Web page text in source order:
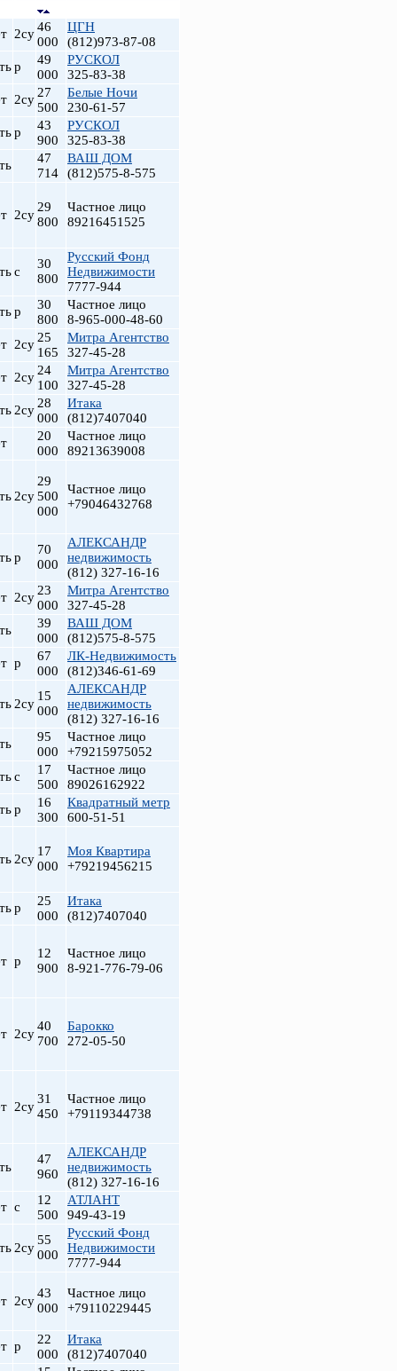
2су46
000
ЦГН
(812)973-87-08
р
49
000
РУСКОЛ
325-83-38
2су 27
500
Белые Ночи
230-61-57
р
43
900
РУСКОЛ
325-83-38
47
714
ВАШ ДОМ
(812)575-8-575
2су
29
800
Частное лицо
89216451525
с
30
800
Русский Фонд
Недвижимости
7777-944
р
30
800
Частное лицо
8-965-000-48-60
2су 25
165
Митра Агентство
327-45-28
2су 24
100
Митра Агентство
327-45-28
2су 28
000
Итака
(812)7407040
20
000
Частное лицо
89213639008
2су
29
500
000
Частное лицо
+79046432768
р
70
000
АЛЕКСАНДР
недвижимость
(812) 327-16-16
2су 23
000
Митра Агентство
327-45-28
39
000
ВАШ ДОМ
(812)575-8-575
р
67
000
ЛК-Недвижимость
(812)346-61-69
2су
15
000
АЛЕКСАНДР
недвижимость
(812) 327-16-16
95
000
Частное лицо
+79215975052
с
17
500
Частное лицо
89026162922
р
16
300
Квадратный метр
600-51-51
2су
17
000
Моя Квартира
+79219456215
р
25
000
Итака
(812)7407040
р
12
900
Частное лицо
8-921-776-79-06
2су
40
700
Барокко
272-05-50
2су
31
450
Частное лицо
+79119344738
47
960
АЛЕКСАНДР
недвижимость
(812) 327-16-16
с
12
500
АТЛАНТ
949-43-19
2су
55
000
Русский Фонд
Недвижимости
7777-944
2су
43
000
Частное лицо
+79110229445
р
22
000
Итака
(812)7407040